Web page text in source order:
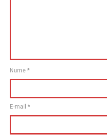
Nume *
E-mail *